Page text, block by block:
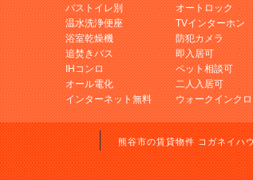
バストイレ別
温水洗浄便座
浴室乾燥機
追焚きバス
IHコンロ
オール電化
インターネット無料
オートロック
TVインターホン
防犯カメラ
即入居可
ペット相談可
二人入居可
ウォークインク
熊谷市の賃貸物件 コガネイハ